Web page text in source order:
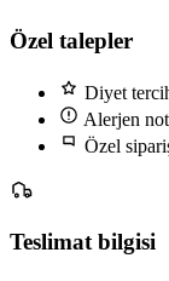
Özel talepler
Diyet
Alerjen
Özel
Teslimat bilgisi